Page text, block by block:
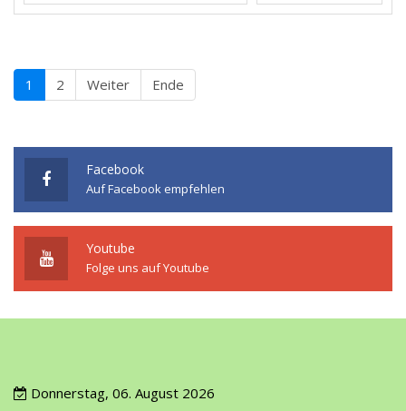
1 2 Weiter Ende
Facebook
Auf Facebook empfehlen
Youtube
Folge uns auf Youtube
Donnerstag, 06. August 2026